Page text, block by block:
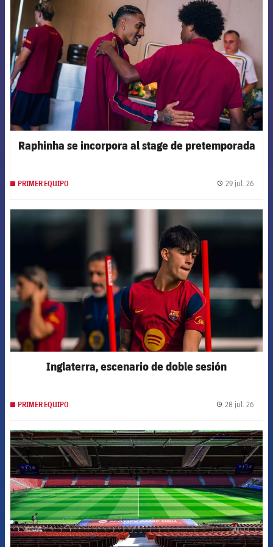
Raphinha se incorpora al stage de pretemporada
PRIMER EQUIPO 29 jul. 26
Inglaterra, escenario de doble sesión
PRIMER EQUIPO 28 jul. 26
FCB Barcelona badge